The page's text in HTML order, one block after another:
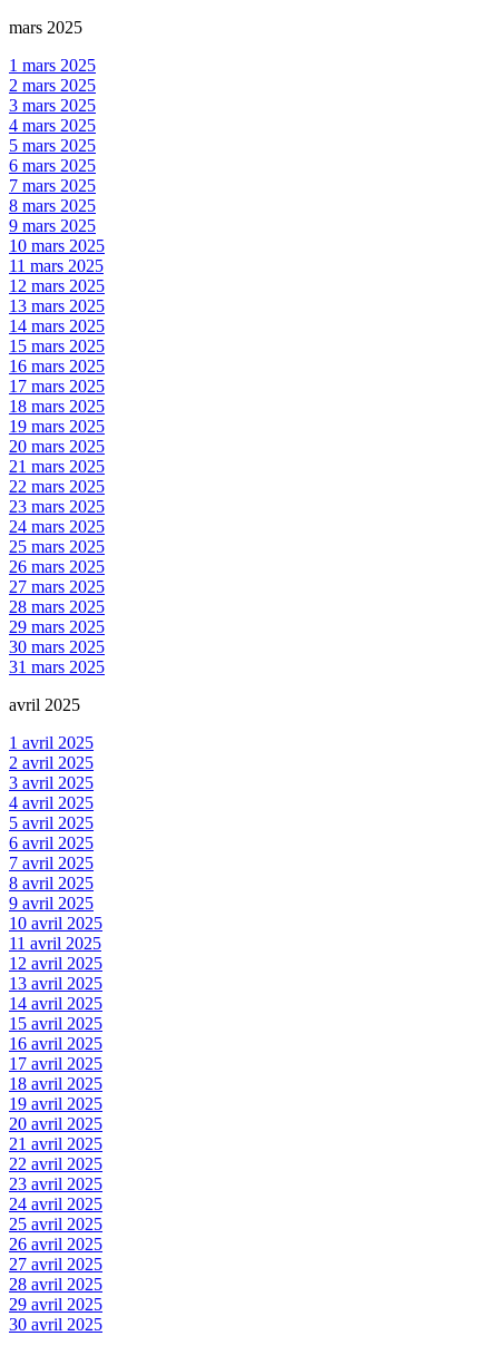
mars 2025
1 mars 2025
2 mars 2025
3 mars 2025
4 mars 2025
5 mars 2025
6 mars 2025
7 mars 2025
8 mars 2025
9 mars 2025
10 mars 2025
11 mars 2025
12 mars 2025
13 mars 2025
14 mars 2025
15 mars 2025
16 mars 2025
17 mars 2025
18 mars 2025
19 mars 2025
20 mars 2025
21 mars 2025
22 mars 2025
23 mars 2025
24 mars 2025
25 mars 2025
26 mars 2025
27 mars 2025
28 mars 2025
29 mars 2025
30 mars 2025
31 mars 2025
avril 2025
1 avril 2025
2 avril 2025
3 avril 2025
4 avril 2025
5 avril 2025
6 avril 2025
7 avril 2025
8 avril 2025
9 avril 2025
10 avril 2025
11 avril 2025
12 avril 2025
13 avril 2025
14 avril 2025
15 avril 2025
16 avril 2025
17 avril 2025
18 avril 2025
19 avril 2025
20 avril 2025
21 avril 2025
22 avril 2025
23 avril 2025
24 avril 2025
25 avril 2025
26 avril 2025
27 avril 2025
28 avril 2025
29 avril 2025
30 avril 2025